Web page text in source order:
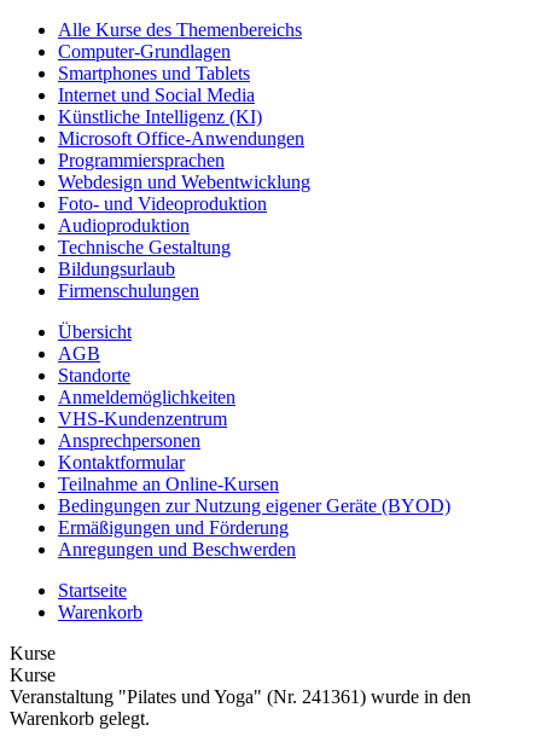
Alle Kurse des Themenbereichs
Computer-Grundlagen
Smartphones und Tablets
Internet und Social Media
Künstliche Intelligenz (KI)
Microsoft Office-Anwendungen
Programmiersprachen
Webdesign und Webentwicklung
Foto- und Videoproduktion
Audioproduktion
Technische Gestaltung
Bildungsurlaub
Firmenschulungen
Übersicht
AGB
Standorte
Anmeldemöglichkeiten
VHS-Kundenzentrum
Ansprechpersonen
Kontaktformular
Teilnahme an Online-Kursen
Bedingungen zur Nutzung eigener Geräte (BYOD)
Ermäßigungen und Förderung
Anregungen und Beschwerden
Startseite
Warenkorb
Kurse
Kurse
Veranstaltung "Pilates und Yoga" (Nr. 241361) wurde in den
Warenkorb gelegt.